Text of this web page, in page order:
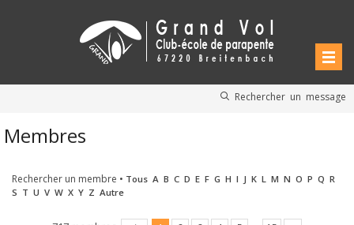
Rechercher un message
Membres
Rechercher un membre • Tous A B C D E F G H I J K L M N O P Q R
S T U V W X Y Z Autre